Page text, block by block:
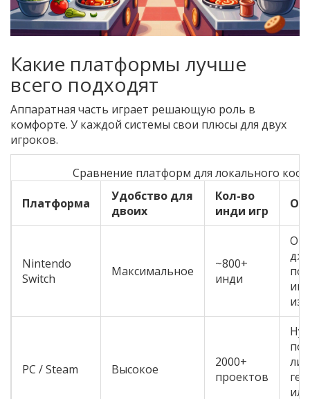
Какие платформы лучше
всего подходят
Аппаратная часть играет решающую роль в
комфорте. У каждой системы свои плюсы для двух
игроков.
Сравнение платформ для локального
Платформа
Удобство для
двоих
Кол-во
инди игр
Nintendo
Switch
Максимальное
~800+
инди
из
PC / Steam Высокое
2000+
проектов
или